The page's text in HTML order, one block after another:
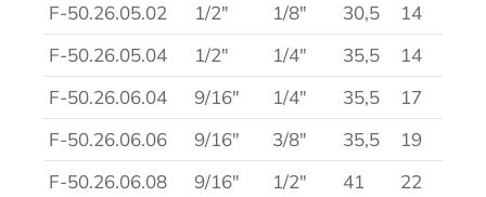
F-50.26.05.02
1/2″ 1/8″ 30,5
14
F-50.26.05.04
1/2″ 1/4″ 35,5
14
F-50.26.06.04
9/16″ 1/4″ 35,5
17
F-50.26.06.06
9/16″ 3/8″ 35,5
19
F-50.26.06.08
9/16″ 1/2″ 41
22